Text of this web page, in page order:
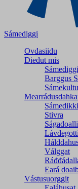
Sámediggi
Ovdasiidu
Dieđut mis
Sámediggi
Barggus
Stivra
Ságadoalli
Válggat
Eará
Vástusuorggit